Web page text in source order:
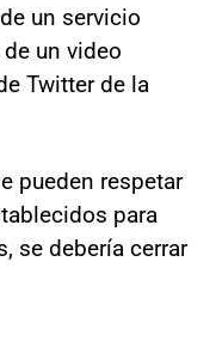
un servicio
un video
Twitter de la
pueden respetar
para
se debería cerrar